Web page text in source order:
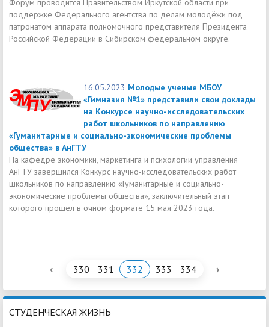
поддержке Федерального агентства по делам молодёжи под
патронатом аппарата полномочного представителя Президента
Российской Федерации в Сибирском федеральном округе.
16.05.2023 Молодые ученые МБОУ
«Гимназия №1» представили свои доклады
на Конкурсе научно-исследовательских
работ школьников по направлению
«Гуманитарные и социально-экономические проблемы
общества» в АнГТУ
На кафедре экономики, маркетинга и психологии управления
АнГТУ завершился Конкурс научно-исследовательских работ
школьников по направлению «Гуманитарные и социально-
экономические проблемы общества», заключительный этап
которого прошёл в очном формате 15 мая 2023 года.
‹ 330 331 332 333 334 ›
СТУДЕНЧЕСКАЯ ЖИЗНЬ